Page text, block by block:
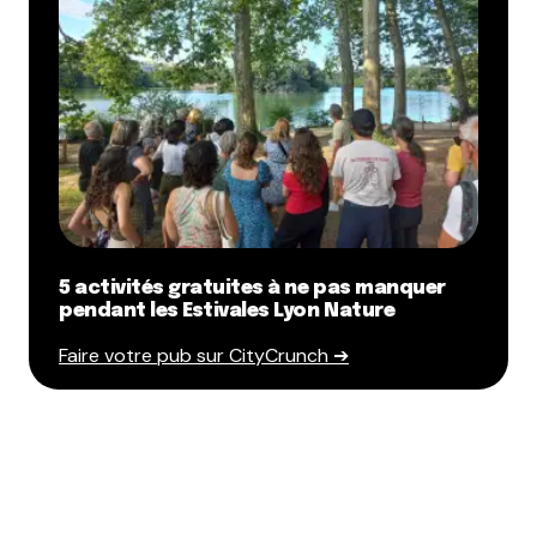
5 activités gratuites à ne pas manquer
pendant les Estivales Lyon Nature
Faire votre pub sur CityCrunch ➔